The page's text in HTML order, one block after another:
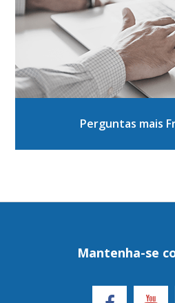
Perguntas mais
Mantenha-se